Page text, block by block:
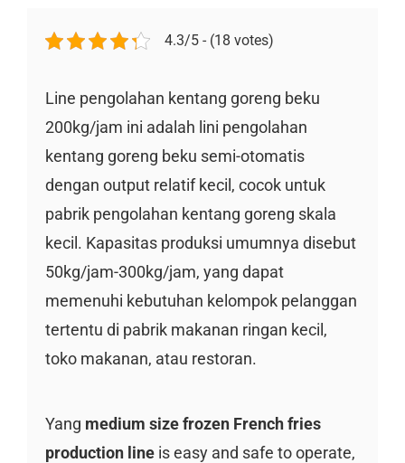
4.3/5 - (18 votes)
Line pengolahan kentang goreng beku
200kg/jam ini adalah lini pengolahan
kentang goreng beku semi-otomatis
dengan output relatif kecil, cocok untuk
pabrik pengolahan kentang goreng skala
kecil. Kapasitas produksi umumnya disebut
50kg/jam-300kg/jam, yang dapat
memenuhi kebutuhan kelompok pelanggan
tertentu di pabrik makanan ringan kecil,
toko makanan, atau restoran.
Yang medium size frozen French fries
production lineis easy and safe to operate,